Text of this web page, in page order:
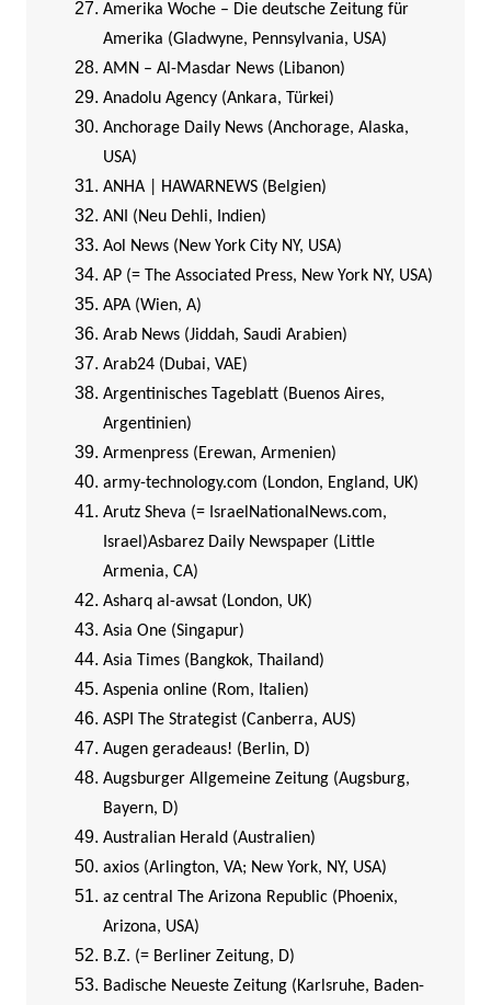
Amerika Woche – Die deutsche Zeitung für
Amerika (Gladwyne, Pennsylvania, USA)
AMN – Al-Masdar News (Libanon)
Anadolu Agency (Ankara, Türkei)
Anchorage Daily News (Anchorage, Alaska,
USA)
ANHA | HAWARNEWS (Belgien)
ANI (Neu Dehli, Indien)
Aol News (New York City NY, USA)
AP (= The Associated Press, New York NY, USA)
APA (Wien, A)
Arab News (Jiddah, Saudi Arabien)
Arab24 (Dubai, VAE)
Argentinisches Tageblatt (Buenos Aires,
Argentinien)
Armenpress (Erewan, Armenien)
army-technology.com (London, England, UK)
Arutz Sheva (= IsraelNationalNews.com,
Israel)Asbarez Daily Newspaper (Little
Armenia, CA)
Asharq al-awsat (London, UK)
Asia One (Singapur)
Asia Times (Bangkok, Thailand)
Aspenia online (Rom, Italien)
ASPI The Strategist (Canberra, AUS)
Augen geradeaus! (Berlin, D)
Augsburger Allgemeine Zeitung (Augsburg,
Bayern, D)
Australian Herald (Australien)
axios (Arlington, VA; New York, NY, USA)
az central The Arizona Republic (Phoenix,
Arizona, USA)
B.Z. (= Berliner Zeitung, D)
Badische Neueste Zeitung (Karlsruhe, Baden-